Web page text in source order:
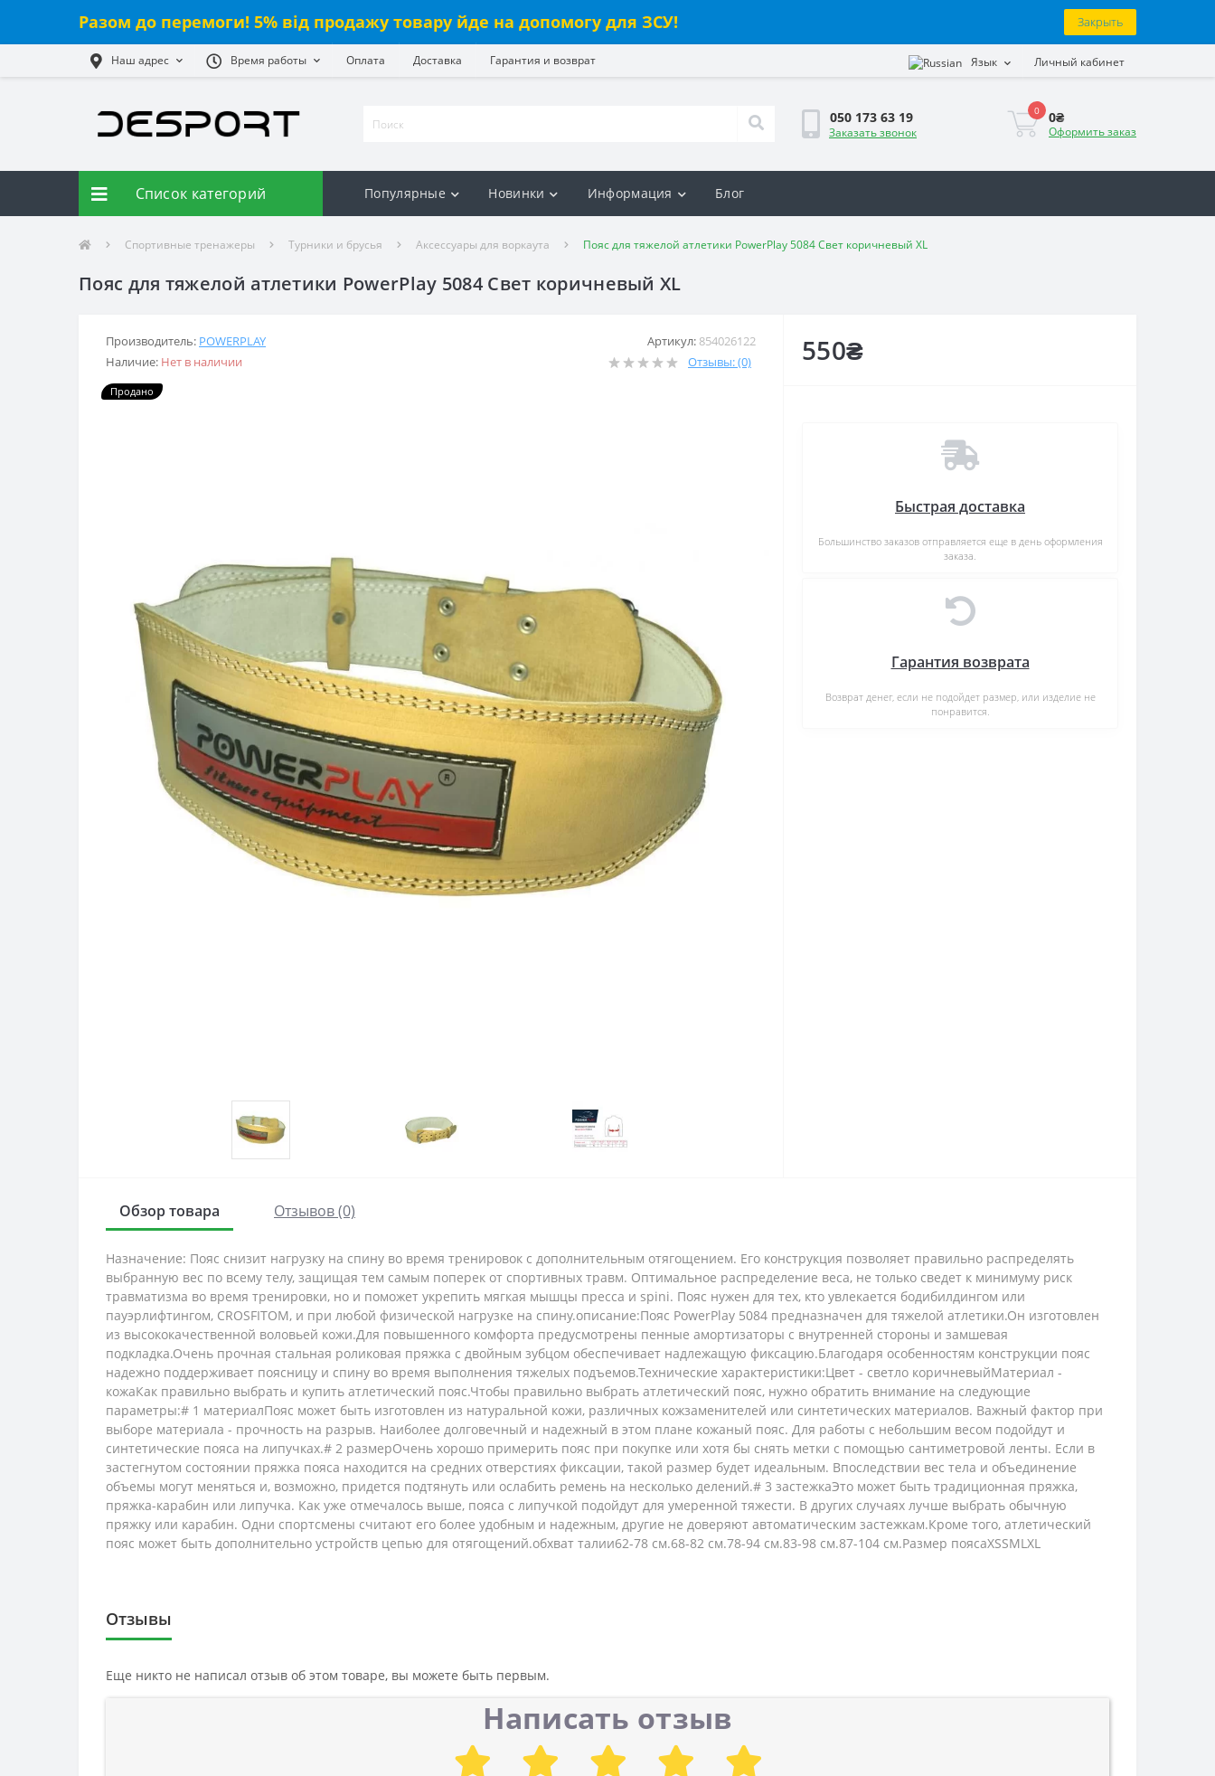
Разом до перемоги! 5% від продажу товару йде на допомогу для ЗСУ! Закрыть
Наш адрес Время работы Оплата Доставка Гарантия и возврат Язык Личный кабинет
050 173 63 19
Заказать звонок
0 0₴
Оформить заказ
Список категорий Популярные Новинки Информация Блог
Спортивные тренажеры Турники и брусья Аксессуары для воркаута Пояс для тяжелой атлетики PowerPlay 5084 Свет коричневый XL
Пояс для тяжелой атлетики PowerPlay 5084 Свет коричневый XL
Производитель: POWERPLAY Артикул: 854026122
Наличие: Нет в наличии Отзывы: (0)
Продано
550₴
Быстрая доставка
Большинство заказов отправляется еще в день оформления
заказа.
Гарантия возврата
Возврат денег, если не подойдет размер, или изделие не
понравится.
Обзор товара Отзывов (0)
Назначение: Пояс снизит нагрузку на спину во время тренировок с дополнительным отягощением. Его конструкция позволяет правильно распределять
выбранную вес по всему телу, защищая тем самым поперек от спортивных травм. Оптимальное распределение веса, не только сведет к минимуму риск
травматизма во время тренировки, но и поможет укрепить мягкая мышцы пресса и spini. Пояс нужен для тех, кто увлекается бодибилдингом или
пауэрлифтингом, CROSFITOM, и при любой физической нагрузке на спину.описание:Пояс PowerPlay 5084 предназначен для тяжелой атлетики.Он изготовлен
из высококачественной воловьей кожи.Для повышенного комфорта предусмотрены пенные амортизаторы с внутренней стороны и замшевая
подкладка.Очень прочная стальная роликовая пряжка с двойным зубцом обеспечивает надлежащую фиксацию.Благодаря особенностям конструкции пояс
надежно поддерживает поясницу и спину во время выполнения тяжелых подъемов.Технические характеристики:Цвет - светло коричневыйМатериал -
кожаКак правильно выбрать и купить атлетический пояс.Чтобы правильно выбрать атлетический пояс, нужно обратить внимание на следующие
параметры:# 1 материалПояс может быть изготовлен из натуральной кожи, различных кожзаменителей или синтетических материалов. Важный фактор при
выборе материала - прочность на разрыв. Наиболее долговечный и надежный в этом плане кожаный пояс. Для работы с небольшим весом подойдут и
синтетические пояса на липучках.# 2 размерОчень хорошо примерить пояс при покупке или хотя бы снять метки с помощью сантиметровой ленты. Если в
застегнутом состоянии пряжка пояса находится на средних отверстиях фиксации, такой размер будет идеальным. Впоследствии вес тела и объединение
объемы могут меняться и, возможно, придется подтянуть или ослабить ремень на несколько делений.# 3 застежкаЭто может быть традиционная пряжка,
пряжка-карабин или липучка. Как уже отмечалось выше, пояса с липучкой подойдут для умеренной тяжести. В других случаях лучше выбрать обычную
пряжку или карабин. Одни спортсмены считают его более удобным и надежным, другие не доверяют автоматическим застежкам.Кроме того, атлетический
пояс может быть дополнительно устройств цепью для отягощений.обхват талии62-78 см.68-82 см.78-94 см.83-98 см.87-104 см.Размер поясаXSSMLXL
Отзывы
Еще никто не написал отзыв об этом товаре, вы можете быть первым.
Написать отзыв